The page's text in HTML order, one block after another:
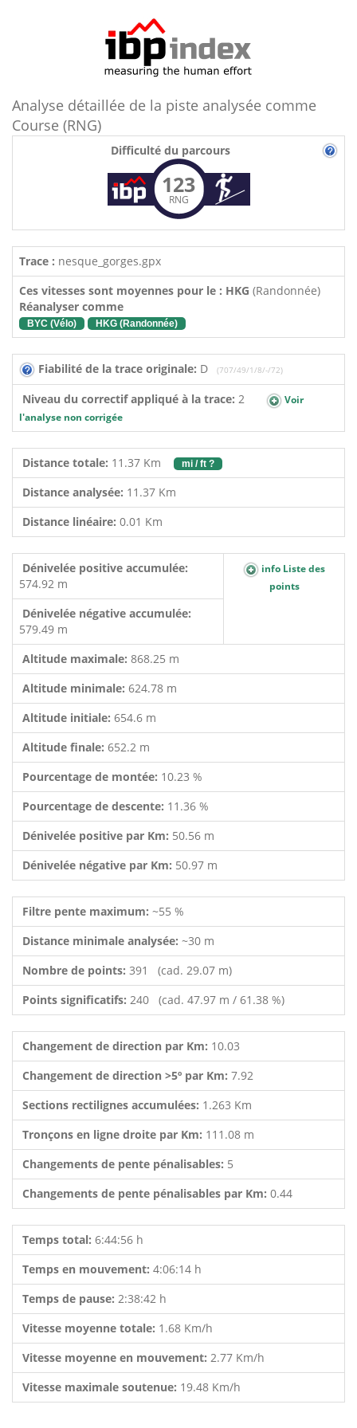
Analyse détaillée de la piste analysée comme
Course (RNG)
Difficulté du parcours
123
RNG
Trace : nesque_gorges.gpx
Ces vitesses sont moyennes pour le : HKG (Randonnée)
Réanalyser comme
BYC (Vélo) HKG (Randonnée)
Fiabilité de la trace originale: D (707/49/1/8/-/72)
Niveau du correctif appliqué à la trace: 2
Voir
l'analyse non corrigée
Distance totale: 11.37 Km mi / ft ?
Distance analysée: 11.37 Km
Distance linéaire: 0.01 Km
Dénivelée positive accumulée:
574.92 m
info Liste des
points
Dénivelée négative accumulée:
579.49 m
Altitude maximale: 868.25 m
Altitude minimale: 624.78 m
Altitude initiale: 654.6 m
Altitude finale: 652.2 m
Pourcentage de montée: 10.23 %
Pourcentage de descente: 11.36 %
Dénivelée positive par Km: 50.56 m
Dénivelée négative par Km: 50.97 m
Filtre pente maximum: ~55 %
Distance minimale analysée: ~30 m
Nombre de points: 391 (cad. 29.07 m)
Points significatifs: 240 (cad. 47.97 m / 61.38 %)
Changement de direction par Km: 10.03
Changement de direction >5º par Km: 7.92
Sections rectilignes accumulées: 1.263 Km
Tronçons en ligne droite par Km: 111.08 m
Changements de pente pénalisables: 5
Changements de pente pénalisables par Km: 0.44
Temps total: 6:44:56 h
Temps en mouvement: 4:06:14 h
Temps de pause: 2:38:42 h
Vitesse moyenne totale: 1.68 Km/h
Vitesse moyenne en mouvement: 2.77 Km/h
Vitesse maximale soutenue: 19.48 Km/h